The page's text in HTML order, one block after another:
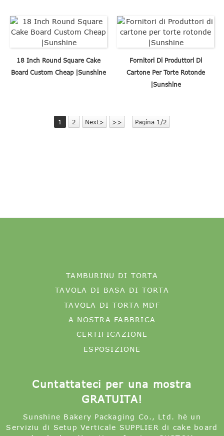
18 Inch Round Square Cake
Board Custom Cheap |Sunshine
Fornitori Di Produttori Di
Cartone Per Torte Rotonde
|Sunshine
1 2 Next> >> Pagina 1/2
TAMBURINU DI TORTA
TAVOLA DI BASA DI TORTA
TAVOLA DI TORTA MDF
A NOSTRA FABBRICA
CERTIFICAZIONE
ESPOSIZIONE
Cuntattateci per una mostra
GRATUITA!
Sunshine Bakery Packaging Co., Ltd. hè un
Serviziu di Setup Verticale SUPPLIER di cake board